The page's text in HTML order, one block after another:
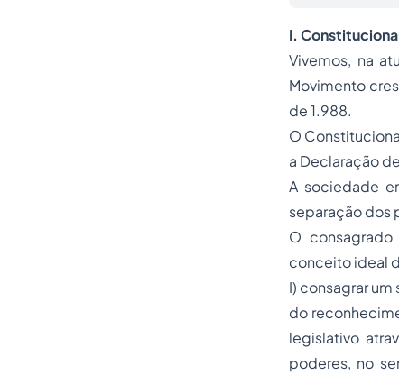
I.
Vivemos, na
Movimento
de 1.988.
O
a Declaração
A sociedade
separação dos
O consagrado
conceito ideal
I) consagrar
do
legislativo
poderes, no